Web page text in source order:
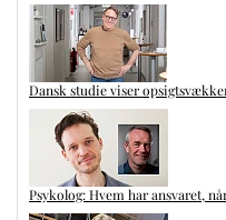
Dansk studie viser
Psykolog: Hvem har ansvaret,